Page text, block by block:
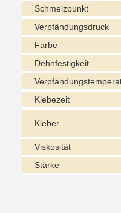
Schmelzpunkt
Verpfändungsdruck
Farbe
Dehnfestigkeit
Klebezeit
Kleber
Viskosität
Stärke